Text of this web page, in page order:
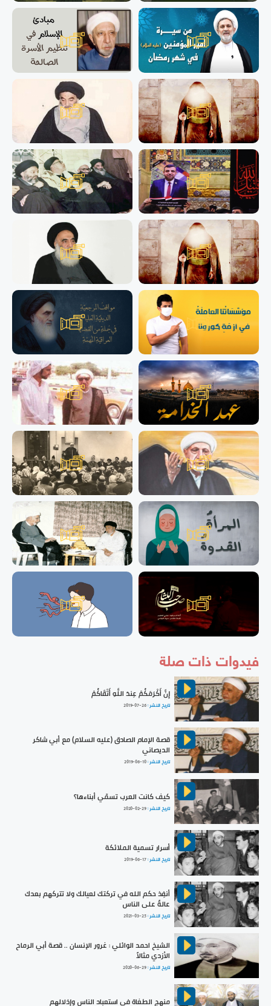
فيدوات ذات صلة
إِنَّ أَكْرَمَكُمْ عِندَ اللَّهِ أَتْقَاكُمْ
تاريخ النشر :2019-07-26
قصة الإمام الصادق (عليه السلام) مع أبي شاكر
الديصاني
تاريخ النشر :2019-06-10
كيف كانت العرب تسمّي أبناءها؟
تاريخ النشر :2020-02-29
أسرار تسمية الملائكة
تاريخ النشر :2019-06-17
أنفِذ حكم الله في تركتك لعيالك ولا تتركهم بعدك
عالةً على الناس
تاريخ النشر :2021-03-25
الشيخ احمد الوائلي : غرور الإنسان .. قصة أبي الرماح
الأزدي مثالاً
تاريخ النشر :2020-06-29
منهج الطغاة في استعباد الناس وإذلالهم